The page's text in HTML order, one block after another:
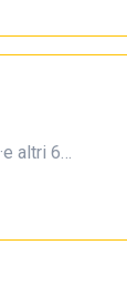
·e altri 6…